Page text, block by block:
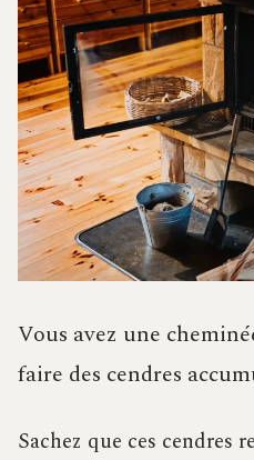
Vous avez une
faire des cendres
Sachez que ces cendres